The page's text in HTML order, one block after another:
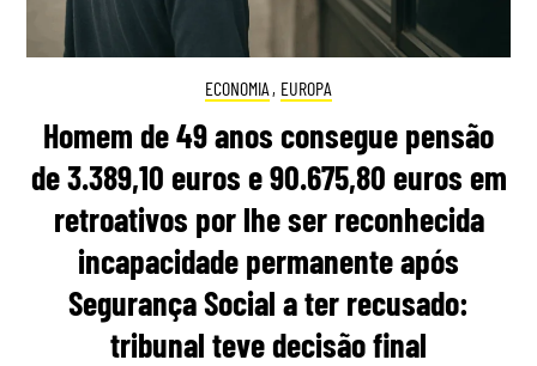
ECONOMIA , EUROPA
Homem de 49 anos consegue pensão
de 3.389,10 euros e 90.675,80 euros em
retroativos por lhe ser reconhecida
incapacidade permanente após
Segurança Social a ter recusado:
tribunal teve decisão final